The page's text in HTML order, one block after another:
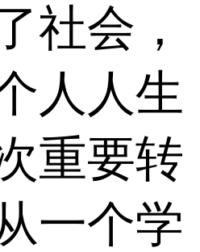
社会，
人人生
重要转
一个学